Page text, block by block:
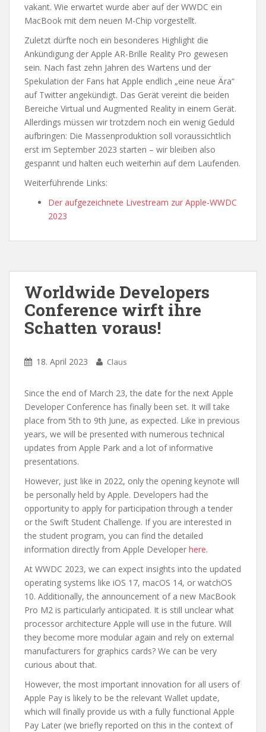
vakant. Wie erwartet wurde aber auf der WWDC ein
MacBook mit dem neuen M-Chip vorgestellt.
Zuletzt dürfte noch ein besonderes Highlight die
Ankündigung der Apple AR-Brille Reality Pro gewesen
sein. Nach fast zehn Jahren des Wartens und der
Spekulation der Fans hat Apple endlich „eine neue Ära“
auf Twitter angekündigt. Das Gerät vereint die beiden
Bereiche Virtual und Augmented Reality in einem Gerät.
Allerdings müssen wir trotzdem noch ein wenig Geduld
aufbringen: Die Massenproduktion soll voraussichtlich
erst im September 2023 starten – wir bleiben also
gespannt und halten euch weiterhin auf dem Laufenden.
Weiterführende Links:
Der aufgezeichnete Livestream zur Apple-WWDC
2023
Worldwide Developers
Conference wirft ihre
Schatten voraus!
18. April 2023 Claus
Since the end of March 23, the date for the next Apple
Developer Conference has finally been set. It will take
place from 5th to 9th June, as expected. Like in previous
years, we will be presented with numerous technical
updates from Apple Park and a lot of informative
presentations.
However, just like in 2022, only the opening keynote will
be personally held by Apple. Developers had the
opportunity to apply for participation through a tender
or the Swift Student Challenge. If you are interested in
the student program, you can find the detailed
information directly from Apple Developer here.
At WWDC 2023, we can expect insights into the updated
operating systems like iOS 17, macOS 14, or watchOS
10. Additionally, the announcement of a new MacBook
Pro M2 is particularly anticipated. It is still unclear what
processor architecture Apple will use in the future. Will
they become more modular again and rely on external
manufacturers for graphics cards? We can be very
curious about that.
However, the most important innovation for all users of
Apple Pay is likely to be the relevant Wallet update,
which will finally provide us with a fully functional Apple
Pay Later (we briefly reported on this in the context of